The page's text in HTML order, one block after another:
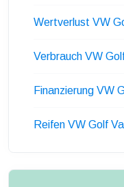
Wertverlust VW
Verbrauch VW
Finanzierung VW
Reifen VW Golf